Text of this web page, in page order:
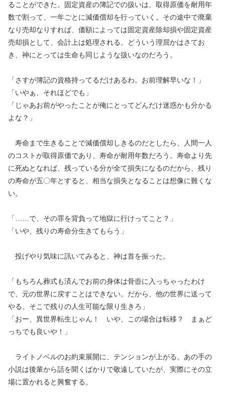
ることができた。固定資産の簿記での扱いは、取得原価を耐用年
数で割って、一年ごとに減価償却を行っていく。その途中で廃棄
なり売却なりすれば、価額によっては固定資産除却損や固定資産
売却損として、会計上は処理される。どういう理屈かはさてお
き、神にとっては生命も同じような扱いなのだろう。
「さすが簿記の資格持ってるだけあるわ。お前理解早いな！」
「いやぁ、それほどでも」
「じゃあお前がやったことが俺にとってどんだけ迷惑かも分かる
よな？」
寿命まで生きることで減価償却しきるのだとしたら、人間一人
のコストが取得原価であり、寿命が耐用年数だろう。寿命より先
に死ぬとなれば、残っている分が全て損失になるのだから、残り
の寿命が五〇年とすると、相当な損失となることは想像に難くな
い。
「……で、その罪を背負って地獄に行けってこと？」
「いや、残りの寿命分生きてもらう」
投げやり気味に訊いてみると、神は首を振った。
「もちろん葬式も済んでお前の身体は骨壺に入っちゃったわけ
で、元の世界に戻すことはできない。だから、他の世界に送って
やる。そこで残りの人生可能な限り生きろ」
「おー、異世界転生じゃん！ いや、この場合は転移？ まぁど
っちでも良いや！」
ライトノベルのお約束展開に、テンションが上がる。あの手の
小説は後輩から話を聞くばかりで敬遠していたが、実際にその立
場に置かれると興奮する。